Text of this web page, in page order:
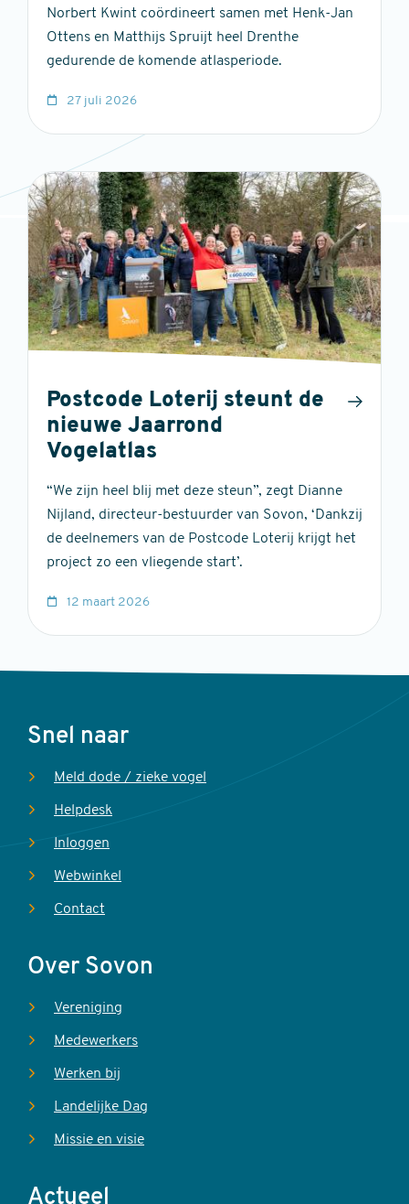
Norbert Kwint coördineert samen met Henk-Jan
Ottens en Matthijs Spruijt heel Drenthe
gedurende de komende atlasperiode.
27 juli 2026
Postcode Loterij steunt de
nieuwe Jaarrond
Vogelatlas
“We zijn heel blij met deze steun”, zegt Dianne
Nijland, directeur-bestuurder van Sovon, ‘Dankzij
de deelnemers van de Postcode Loterij krijgt het
project zo een vliegende start’.
12 maart 2026
Voet
Snel naar
Meld dode / zieke vogel
Helpdesk
Inloggen
Webwinkel
Contact
Over Sovon
Vereniging
Medewerkers
Werken bij
Landelijke Dag
Missie en visie
Actueel